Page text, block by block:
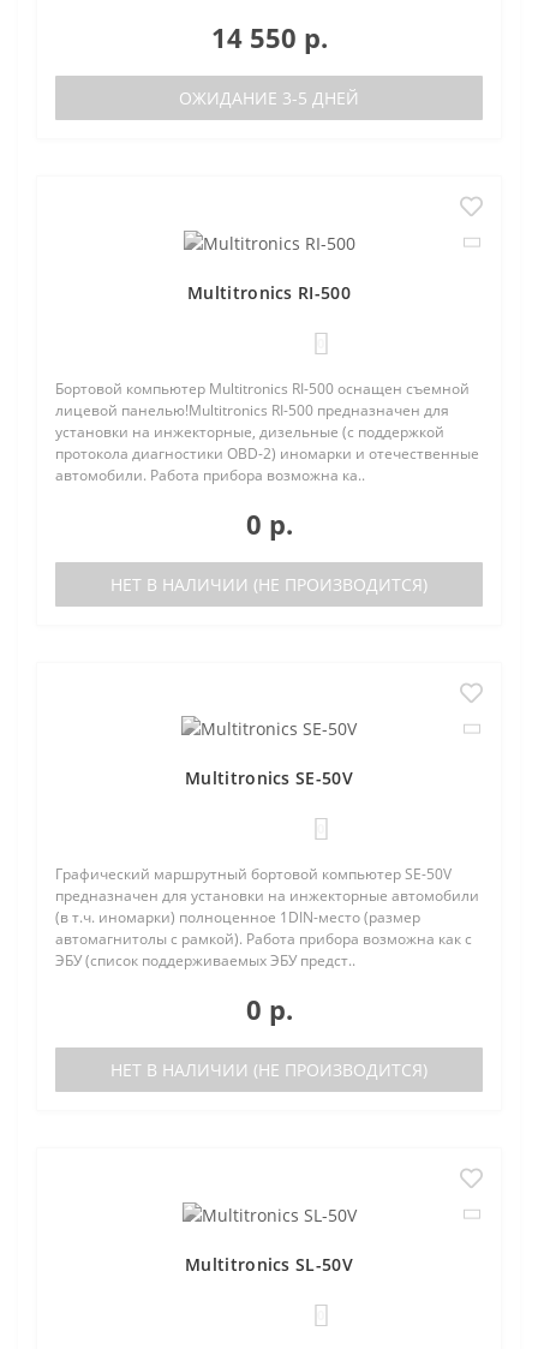
14 550 р.
ОЖИДАНИЕ 3-5 ДНЕЙ
Multitronics RI-500
Бортовой компьютер Multitronics RI-500 оснащен съемной
лицевой панелью!Multitronics RI-500 предназначен для
установки на инжекторные, дизельные (с поддержкой
протокола диагностики OBD-2) иномарки и отечественные
автомобили. Работа прибора возможна ка..
0 р.
НЕТ В НАЛИЧИИ (НЕ ПРОИЗВОДИТСЯ)
Multitronics SE-50V
Графический маршрутный бортовой компьютер SE-50V
предназначен для установки на инжекторные автомобили
(в т.ч. иномарки) полноценное 1DIN-место (размер
автомагнитолы с рамкой). Работа прибора возможна как с
ЭБУ (список поддерживаемых ЭБУ предст..
0 р.
НЕТ В НАЛИЧИИ (НЕ ПРОИЗВОДИТСЯ)
Multitronics SL-50V